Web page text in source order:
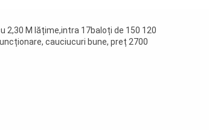
2,30 M lățime,intra 17baloți de 150 120
cauciucuri bune, preț 2700